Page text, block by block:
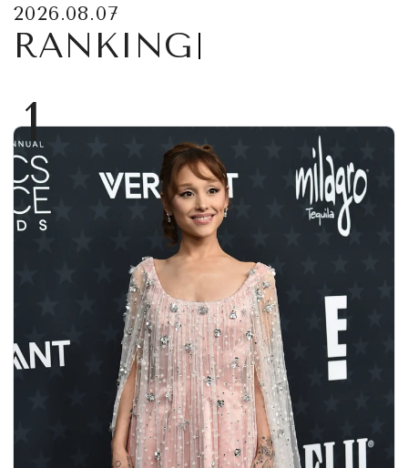
2026.08.07
RANKING
1